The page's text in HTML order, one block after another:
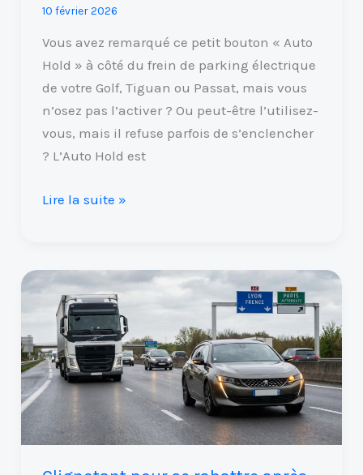
10 février 2026
Vous avez remarqué ce petit bouton « Auto
Hold » à côté du frein de parking électrique
de votre Golf, Tiguan ou Passat, mais vous
n’osez pas l’activer ? Ou peut-être l’utilisez-
vous, mais il refuse parfois de s’enclencher
? L’Auto Hold est
Lire la suite »
pour
rabattre
après
dépassement
:
Obligatoire